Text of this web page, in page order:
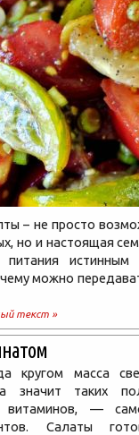
– не просто
но и настоящая
истинным
можно
текст »
кругом масса
значит таких
витаминов, —
Салаты